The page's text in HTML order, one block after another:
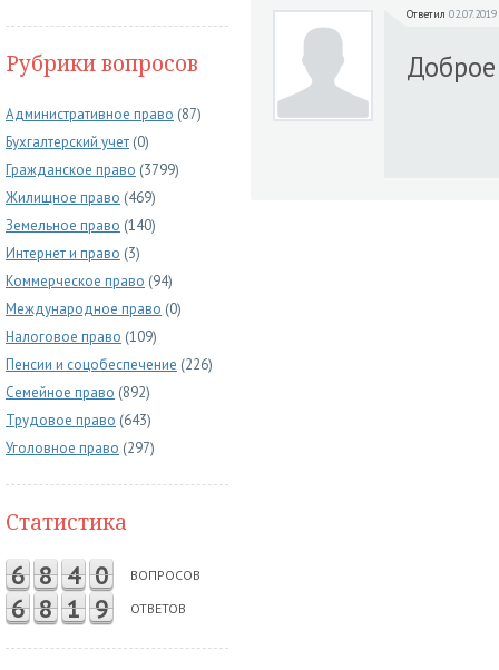
Рубрики вопросов
Административное право (87)
Бухгалтерский учет (0)
Гражданское право (3799)
Жилищное право (469)
Земельное право (140)
Интернет и право (3)
Коммерческое право (94)
Международное право (0)
Налоговое право (109)
Пенсии и соцобеспечение (226)
Семейное право (892)
Трудовое право (643)
Уголовное право (297)
Статистика
6 8 4 0 ВОПРОСОВ
6 8 1 9 ОТВЕТОВ
Ответил